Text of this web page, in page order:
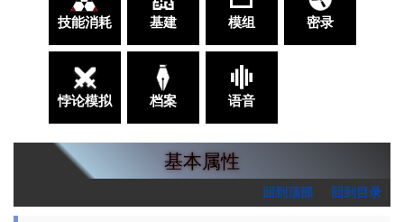
技能消耗 基建 模组 密录
悖论模拟 档案 语音
基本属性
回到顶部 回到目录